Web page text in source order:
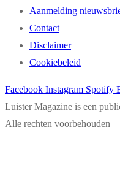
Aanmelding
Contact
Disclaimer
Cookiebeleid
Facebook Instagram Spotify
Luister Magazine is een
Alle rechten voorbehouden